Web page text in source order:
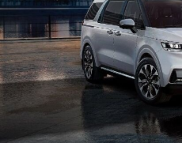
Автомобили
Знаменитости
Политика
Природа
О проекте
Контакты
Сотрудничество
Размещение рекламы